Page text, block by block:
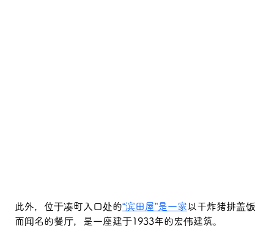
此外， 位于凑町入口处的“滨田屋”是一家以干炸猪排盖饭
而闻名的餐厅， 是一座建于1933年的宏伟建筑。